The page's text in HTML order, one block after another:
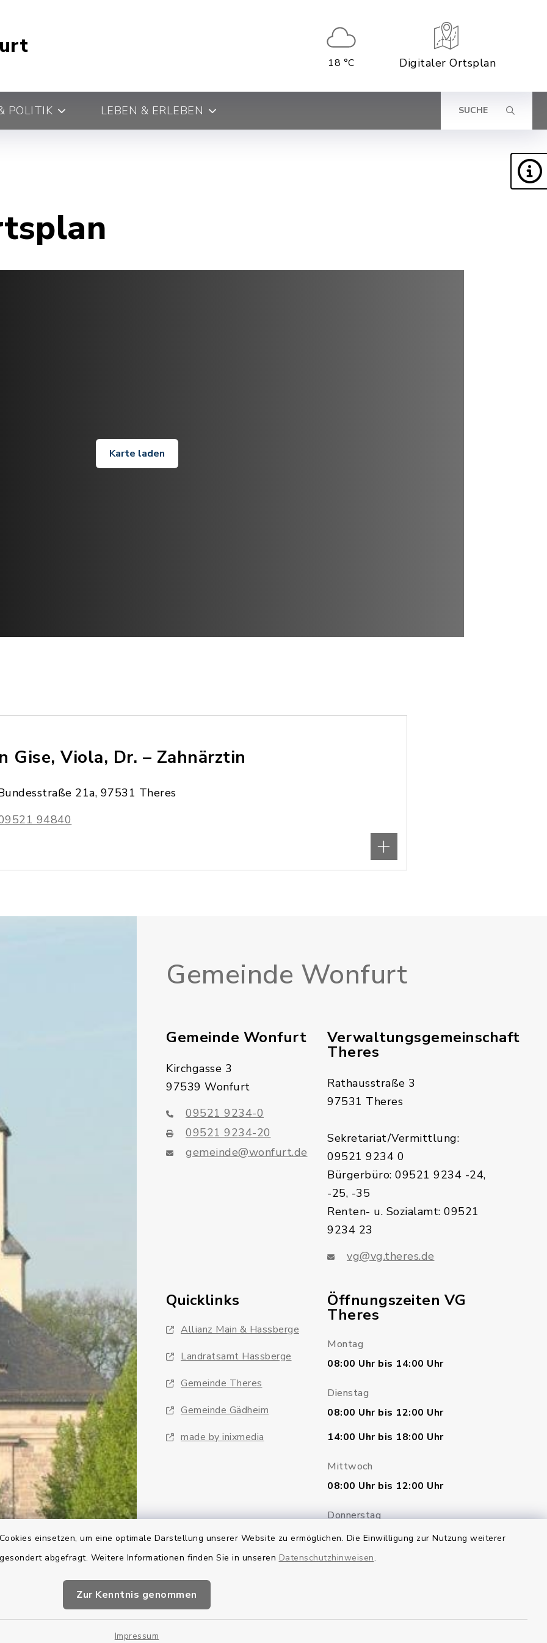
einsetzen, um eine optimale Darstellung unserer Website zu ermöglichen. Die Einwilligung zur Nutzung weiterer
abgefragt. Weitere Informationen finden Sie in unseren Datenschutzhinweisen.
Zur Kenntnis genommen
Impressum
18 °C Digitaler Ortsplan
POLITIK LEBEN & ERLEBEN SUCHE
Karte laden
Gise, Viola, Dr. – Zahnärztin
21a, 97531 Theres
94840
Gemeinde Wonfurt
Gemeinde Wonfurt
Kirchgasse 3
97539 Wonfurt
09521 9234-0
09521 9234-20
gemeinde@wonfurt.de
Verwaltungsgemeinschaft
Theres
Rathausstraße 3
97531 Theres
Sekretariat/Vermittlung:
09521 9234 0
Bürgerbüro: 09521 9234 -24,
-25, -35
Renten- u. Sozialamt: 09521
9234 23
vg@vg.theres.de
Quicklinks
Allianz Main & Hassberge
Landratsamt Hassberge
Gemeinde Theres
Gemeinde Gädheim
made by inixmedia
Öffnungszeiten VG
Theres
Montag
08:00 Uhr bis 14:00 Uhr
Dienstag
08:00 Uhr bis 12:00 Uhr
14:00 Uhr bis 18:00 Uhr
Mittwoch
08:00 Uhr bis 12:00 Uhr
Donnerstag
geschlossen
Freitag